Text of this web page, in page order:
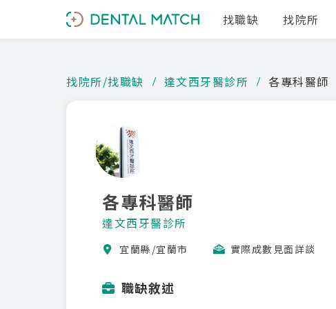
找職缺 找院所
找院所/找職缺 達文西牙醫診所 各專科醫師
各專科醫師
達文西牙醫診所
宜蘭縣/宜蘭市 實際成數見面詳談
職缺敘述